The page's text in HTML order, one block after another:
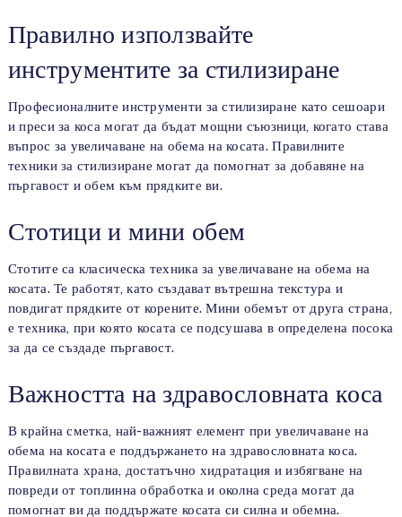
Правилно използвайте
инструментите за стилизиране
Професионалните инструменти за стилизиране като сешоари
и преси за коса могат да бъдат мощни съюзници, когато става
въпрос за увеличаване на обема на косата. Правилните
техники за стилизиране могат да помогнат за добавяне на
пъргавост и обем към прядките ви.
Стотици и мини обем
Стотите са класическа техника за увеличаване на обема на
косата. Те работят, като създават вътрешна текстура и
повдигат прядките от корените. Мини обемът от друга страна,
е техника, при която косата се подсушава в определена посока
за да се създаде пъргавост.
Важността на здравословната коса
В крайна сметка, най-важният елемент при увеличаване на
обема на косата е поддържането на здравословната коса.
Правилната храна, достатъчно хидратация и избягване на
повреди от топлинна обработка и околна среда могат да
помогнат ви да поддържате косата си силна и обемна.